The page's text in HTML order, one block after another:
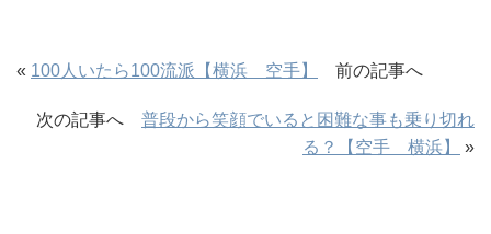
« 100人いたら100流派【横浜 空手】 前の記事へ
次の記事へ 普段から笑顔でいると困難な事も乗り切れ
る？【空手 横浜】
»